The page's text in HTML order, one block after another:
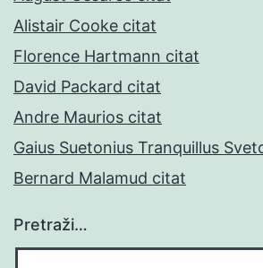
Alistair Cooke citat
Florence Hartmann citat
David Packard citat
Andre Maurios citat
Gaius Suetonius Tranquillus
Bernard Malamud citat
Pretraži…